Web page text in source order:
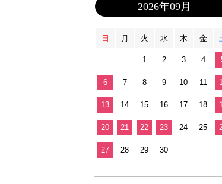
2026年09月
日 月 火 水 木 金
1 2 3 4
6 7 8 9 10 11
13 14 15 16 17 18
20 21 22 23 24 25
27 28 29 30